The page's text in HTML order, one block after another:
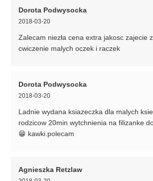
Dorota Podwysocka
2018-03-20
Zalecam niezła cena extra jakosc zajecie
cwiczenie malych oczek i raczek
Dorota Podwysocka
2018-03-20
Ladnie wydana ksiazeczka dla malych
rodzicow 20min wytchnienia na filizanke
😁 kawki.polecam
Agnieszka Retzlaw